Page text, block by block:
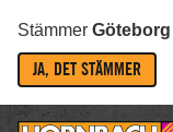
Stämmer Göteborg
JA, DET STÄMMER